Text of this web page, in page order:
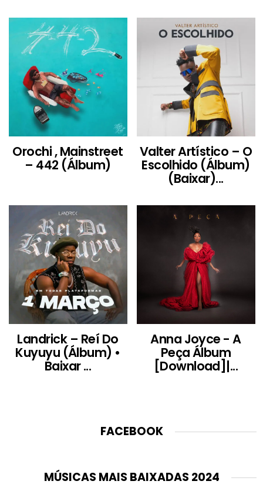
Orochi , Mainstreet
– 442 (Álbum)
Valter Artístico – O
Escolhido (Álbum)
(Baixar)...
Landrick – Reí Do
Kuyuyu (Álbum) •
Baixar ...
Anna Joyce - A
Peça Álbum
[Download]|...
FACEBOOK
MÚSICAS MAIS BAIXADAS 2024